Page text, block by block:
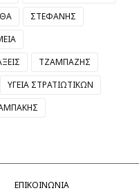
ΣΤΕΦΑΝΗΣ
ΤΖΑΜΠΑΖΗΣ
ΥΓΕΙΑ ΣΤΡΑΤΙΩΤΙΚΩΝ
ΕΠΙΚΟΙΝΩΝΙΑ